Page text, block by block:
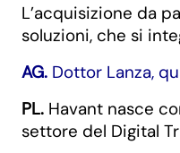
L’acquisizione da
soluzioni, che si
AG. Dottor Lanza,
PL. Havant nasce
settore del Digital